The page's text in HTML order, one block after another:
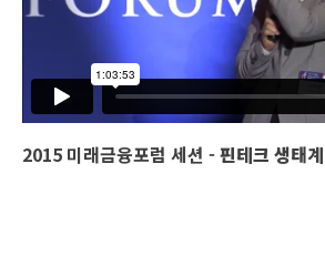
2015 미래금융포럼 세션 -핀테크 생태